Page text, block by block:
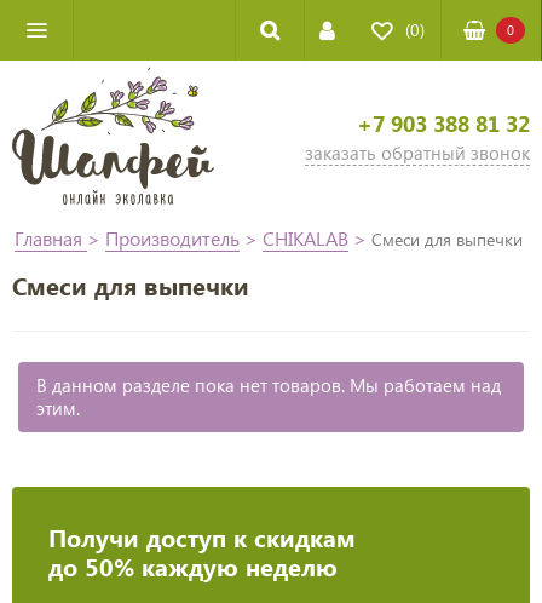
(0) 0
+7 903 388 81 32
заказать обратный звонок
Главная > Производитель > CHIKALAB > Смеси для выпечки
Смеси для выпечки
В данном разделе пока нет товаров. Мы работаем над
этим.
Получи доступ к скидкам
до 50% каждую неделю